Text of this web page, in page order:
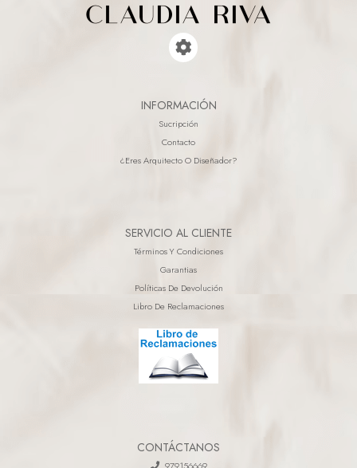
INFORMACIÓN
Sucripción
Contacto
¿eres Arquitecto O Diseñador?
SERVICIO AL CLIENTE
Términos Y Condiciones
Garantias
Políticas De Devolución
Libro De Reclamaciones
CONTÁCTANOS
979156669